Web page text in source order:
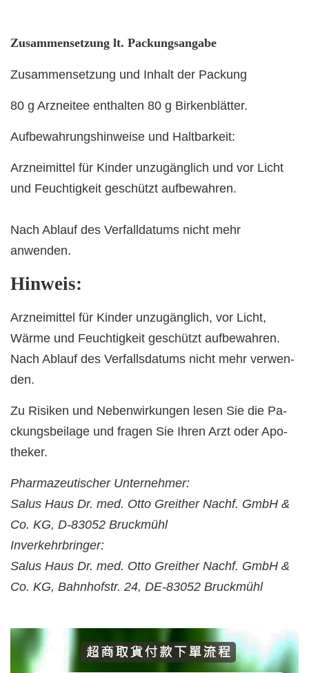
Zusammensetzung lt. Packungsangabe
Zusammensetzung und Inhalt der Packung
80 g Arzneitee enthalten 80 g Birkenblätter.
Aufbewahrungshinweise und Haltbarkeit:
Arzneimittel für Kinder unzugänglich und vor Licht
und Feuchtigkeit geschützt aufbewahren.
Nach Ablauf des Verfalldatums nicht mehr
anwenden.
Hinweis:
Arz­nei­mit­tel für Kin­der un­zu­gäng­lich, vor Licht,
Wärme und Feuch­tig­keit ge­schützt auf­be­wah­ren.
Nach Ab­lauf des Ver­falls­da­tums nicht mehr ver­wen­
den.
Zu Ri­si­ken und Ne­ben­wir­kun­gen lesen Sie die Pa­
ckungs­bei­la­ge und fra­gen Sie Ihren Arzt oder Apo­
the­ker.
Pharmazeutischer Unternehmer:
Salus Haus Dr. med. Otto Greither Nachf. GmbH &
Co. KG, D-83052 Bruckmühl
Inverkehrbringer:
Salus Haus Dr. med. Otto Greither Nachf. GmbH &
Co. KG, Bahnhofstr. 24, DE-83052 Bruckmühl